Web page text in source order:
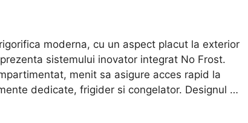
moderna, cu un aspect placut la exterior
sistemului inovator integrat No Frost.
menit sa asigure acces rapid la
dedicate, frigider si congelator. Designul …